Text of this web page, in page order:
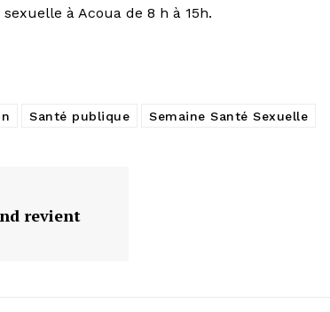
à Acoua de 8 h à 15h.
Santé publique Semaine Santé Sexuelle
revient